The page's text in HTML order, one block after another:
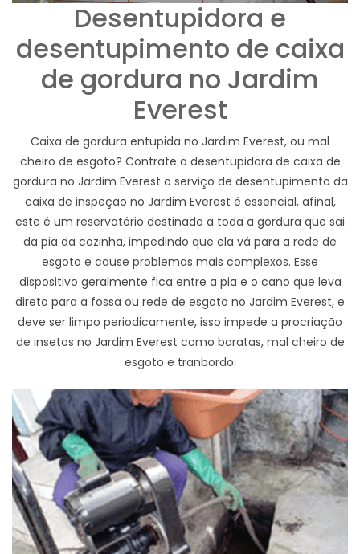
Desentupidora e
desentupimento de caixa
de gordura no Jardim
Everest
Caixa de gordura entupida no Jardim Everest, ou mal
cheiro de esgoto? Contrate a desentupidora de caixa de
gordura no Jardim Everest o serviço de desentupimento da
caixa de inspeção no Jardim Everest é essencial, afinal,
este é um reservatório destinado a toda a gordura que sai
da pia da cozinha, impedindo que ela vá para a rede de
esgoto e cause problemas mais complexos. Esse
dispositivo geralmente fica entre a pia e o cano que leva
direto para a fossa ou rede de esgoto no Jardim Everest, e
deve ser limpo periodicamente, isso impede a procriação
de insetos no Jardim Everest como baratas, mal cheiro de
esgoto e tranbordo.